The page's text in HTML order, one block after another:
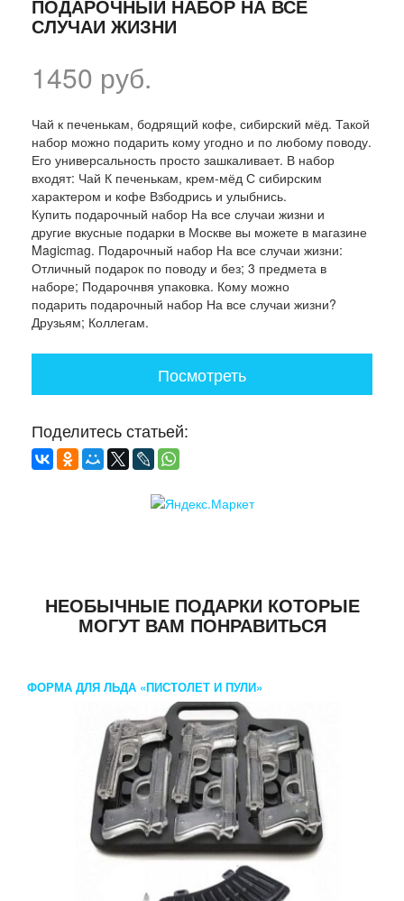
ПОДАРОЧНЫЙ НАБОР НА ВСЕ
СЛУЧАИ ЖИЗНИ
1450 руб.
Чай к печенькам, бодрящий кофе, сибирский мёд. Такой
набор можно подарить кому угодно и по любому поводу.
Его универсальность просто зашкаливает. В набор
входят: Чай К печенькам, крем-мёд С сибирским
характером и кофе Взбодрись и улыбнись.
Купить подарочный набор На все случаи жизни и
другие вкусные подарки в Москве вы можете в магазине
Magicmag. Подарочный набор На все случаи жизни:
Отличный подарок по поводу и без; 3 предмета в
наборе; Подарочнвя упаковка. Кому можно
подарить подарочный набор На все случаи жизни?
Друзьям; Коллегам.
Посмотреть
Поделитесь статьей:
НЕОБЫЧНЫЕ ПОДАРКИ КОТОРЫЕ
МОГУТ ВАМ ПОНРАВИТЬСЯ
ФОРМА ДЛЯ ЛЬДА «ПИСТОЛЕТ И ПУЛИ»